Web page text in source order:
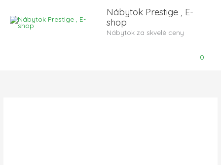
obsah
Nábytok Prestige , E-
shop
Nábytok za skvelé ceny
0